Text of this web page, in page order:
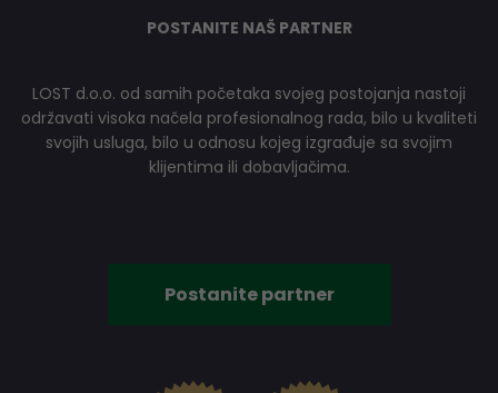
POSTANITE NAŠ PARTNER
LOST d.o.o. od samih početaka svojeg postojanja nastoji
održavati visoka načela profesionalnog rada, bilo u kvaliteti
svojih usluga, bilo u odnosu kojeg izgrađuje sa svojim
klijentima ili dobavljačima.
Postanite partner